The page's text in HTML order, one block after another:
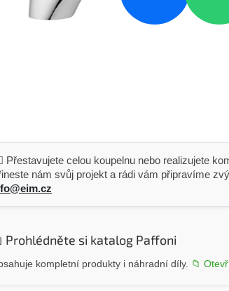
Přestavujete celou koupelnu nebo realizujete
nám svůj projekt a rádi vám připravíme
Prohlédněte si katalog Paffoni
kompletní produkty i náhradní díly. 📁